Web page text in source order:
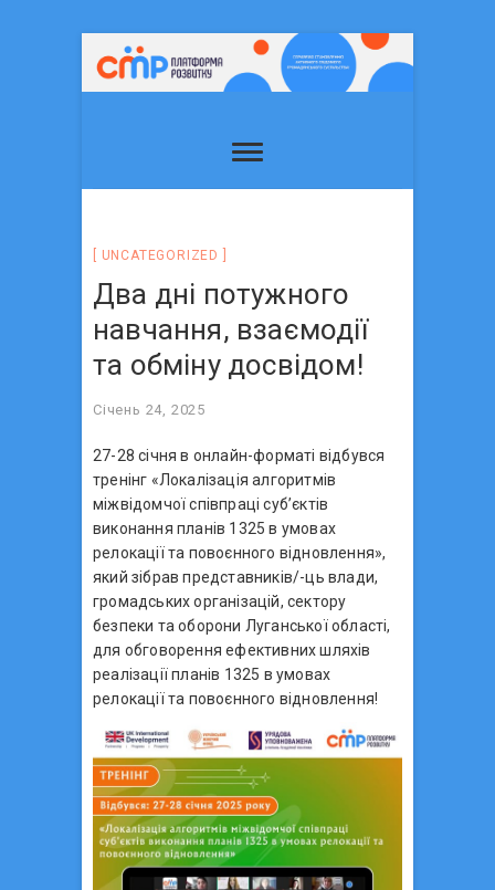
UNCATEGORIZED
Два дні потужного
навчання, взаємодії
та обміну досвідом!
Січень 24, 2025
27-28 січня в онлайн-форматі відбувся
тренінг «Локалізація алгоритмів
міжвідомчої співпраці суб’єктів
виконання планів 1325 в умовах
релокації та повоєнного відновлення»,
який зібрав представників/-ць влади,
громадських організацій, сектору
безпеки та оборони Луганської області,
для обговорення ефективних шляхів
реалізації планів 1325 в умовах
релокації та повоєнного відновлення!